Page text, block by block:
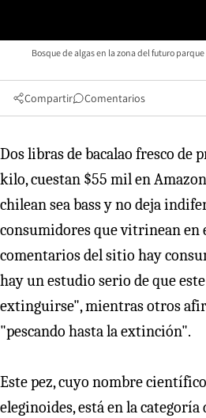
Bosque de algas en la zona del futuro
Compartir Comentarios
Dos libras de bacalao fresco de
kilo, cuestan $55 mil en
chilean sea bass y no deja
consumidores que vitrinean en
comentarios del sitio hay
hay un estudio serio de que
extinguirse", mientras otros
"pescando hasta la extinción".
Este pez, cuyo nombre
eleginoides, está en la